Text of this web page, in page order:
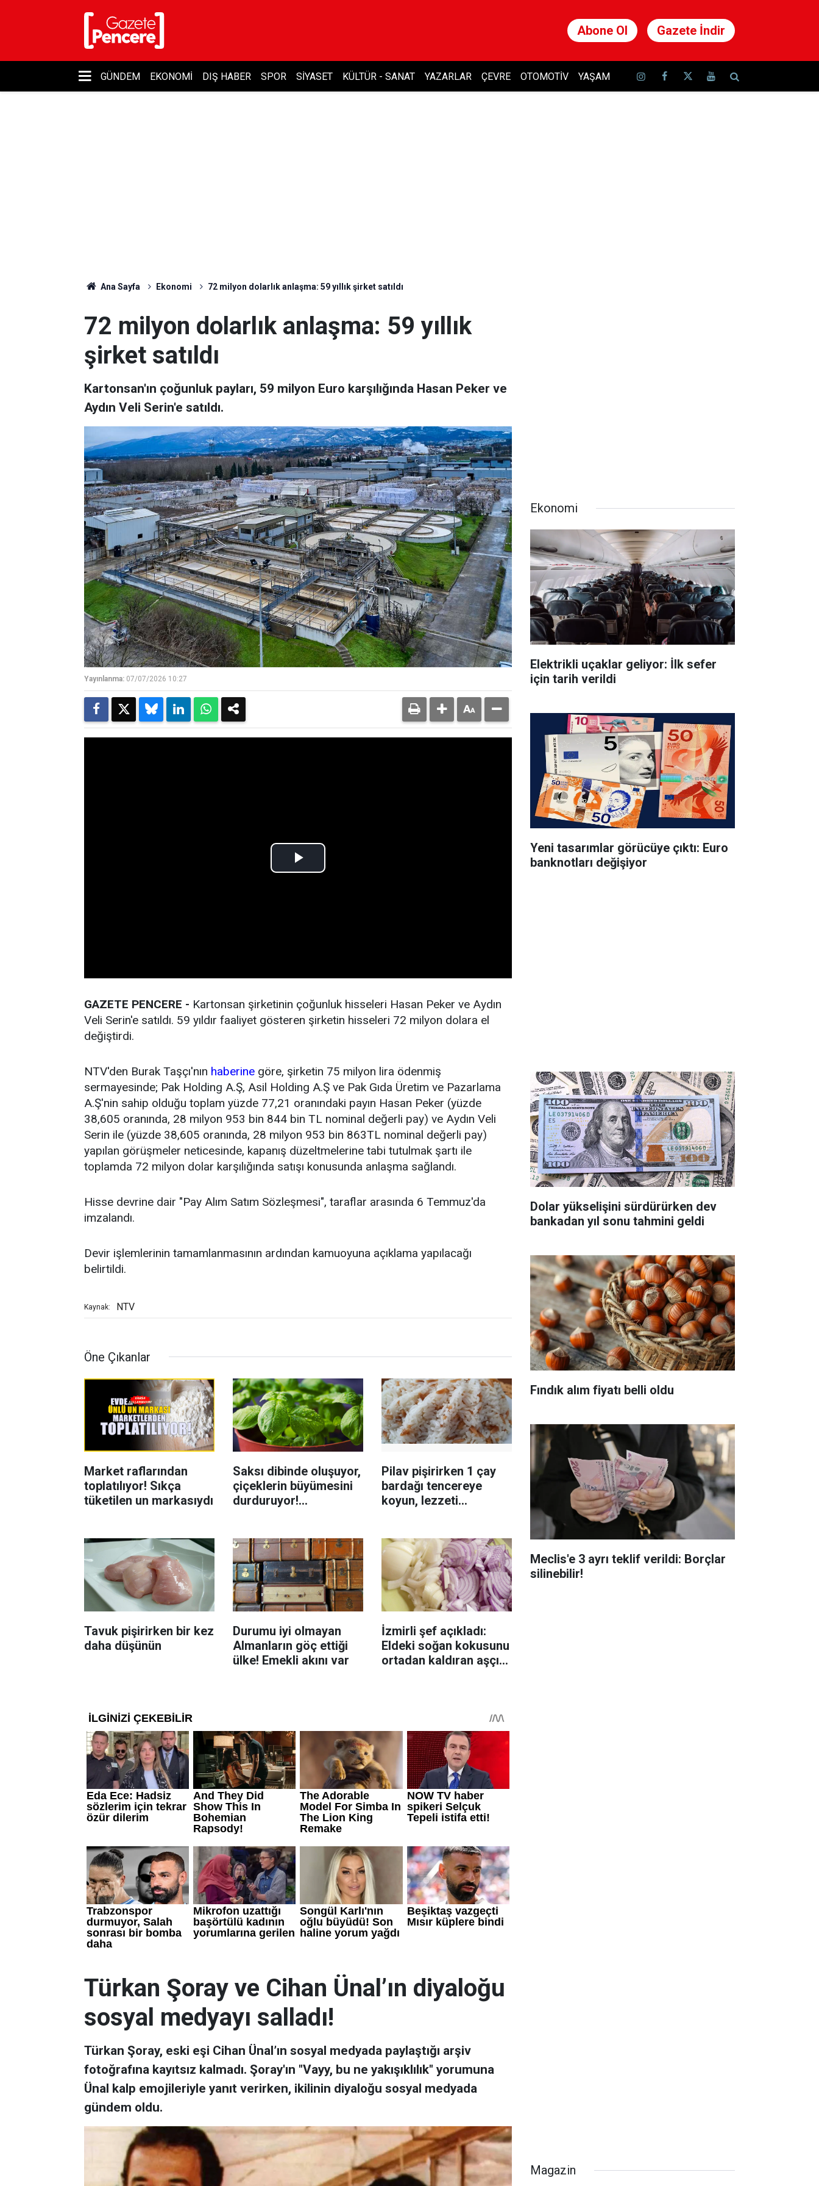
Abone Ol Gazete İndir
GÜNDEM EKONOMI DIŞ HABER SPOR SIYASET KÜLTÜR - SANAT YAZARLAR ÇEVRE OTOMOTIV YAŞAM
Ana Sayfa Ekonomi 72 milyon dolarlık anlaşma: 59 yıllık şirket satıldı
72 milyon dolarlık anlaşma: 59 yıllık
şirket satıldı
Kartonsan'ın çoğunluk payları, 59 milyon Euro karşılığında Hasan Peker ve
Aydın Veli Serin'e satıldı.
Yayınlanma: 07/07/2026 10:27
GAZETE PENCERE - Kartonsan şirketinin çoğunluk hisseleri Hasan Peker ve Aydın
Veli Serin'e satıldı. 59 yıldır faaliyet gösteren şirketin hisseleri 72 milyon dolara el
değiştirdi.
NTV'den Burak Taşçı'nın haberine göre, şirketin 75 milyon lira ödenmiş
sermayesinde; Pak Holding A.Ş, Asil Holding A.Ş ve Pak Gıda Üretim ve Pazarlama
A.Ş'nin sahip olduğu toplam yüzde 77,21 oranındaki payın Hasan Peker (yüzde
38,605 oranında, 28 milyon 953 bin 844 bin TL nominal değerli pay) ve Aydın Veli
Serin ile (yüzde 38,605 oranında, 28 milyon 953 bin 863TL nominal değerli pay)
yapılan görüşmeler neticesinde, kapanış düzeltmelerine tabi tutulmak şartı ile
toplamda 72 milyon dolar karşılığında satışı konusunda anlaşma sağlandı.
Hisse devrine dair "Pay Alım Satım Sözleşmesi", taraflar arasında 6 Temmuz'da
imzalandı.
Devir işlemlerinin tamamlanmasının ardından kamuoyuna açıklama yapılacağı
belirtildi.
Kaynak: NTV
Öne Çıkanlar
Market raflarından
toplatılıyor! Sıkça
tüketilen un markasıydı
Saksı dibinde oluşuyor,
çiçeklerin büyümesini
durduruyor!
Pilav pişirirken 1 çay
bardağı tencereye
koyun, lezzeti
Tavuk pişirirken bir kez
daha düşünün
Durumu iyi olmayan
Almanların göç ettiği
ülke! Emekli akını var
İzmirli şef açıkladı:
Eldeki soğan kokusunu
ortadan kaldıran aşçı
Ekonomi
Elektrikli uçaklar geliyor: İlk sefer
için tarih verildi
Yeni tasarımlar görücüye çıktı: Euro
banknotları değişiyor
Dolar yükselişini sürdürürken dev
bankadan yıl sonu tahmini geldi
Fındık alım fiyatı belli oldu
Meclis'e 3 ayrı teklif verildi: Borçlar
silinebilir!
Türkan Şoray ve Cihan Ünal’ın diyaloğu
sosyal medyayı salladı!
Türkan Şoray, eski eşi Cihan Ünal’ın sosyal medyada paylaştığı arşiv
fotoğrafına kayıtsız kalmadı. Şoray'ın "Vayy, bu ne yakışıklılık" yorumuna
Ünal kalp emojileriyle yanıt verirken, ikilinin diyaloğu sosyal medyada
gündem oldu.
Magazin